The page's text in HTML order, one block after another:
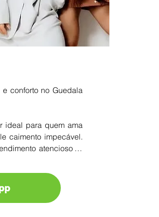
conforto no Guedala
ideal para quem ama
caimento impecável.
atencioso, a
com o melhor do